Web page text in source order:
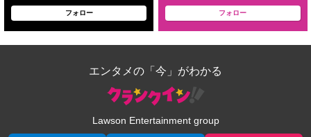
フォロー フォロー
エンタメの「今」がわかる
Lawson Entertainment group